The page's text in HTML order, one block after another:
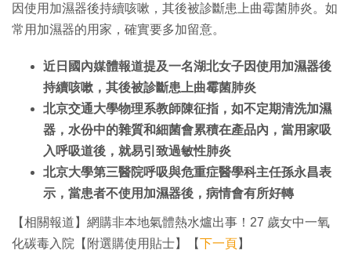
因使用加濕器後持續咳嗽，其後被診斷患上曲霉菌肺炎。如
常用加濕器的用家，確實要多加留意。
近日國內媒體報道提及一名湖北女子因使用加濕器後
持續咳嗽，其後被診斷患上曲霉菌肺炎
北京交通大學物理系教師陳征指，如不定期清洗加濕
器，水份中的雜質和細菌會累積在產品內，當用家吸
入呼吸道後，就易引致過敏性肺炎
北京大學第三醫院呼吸與危重症醫學科主任孫永昌表
示，當患者不使用加濕器後，病情會有所好轉
【相關報道】網購非本地氣體熱水爐出事！27 歲女中一氧
化碳毒入院【附選購使用貼士】【下一頁】